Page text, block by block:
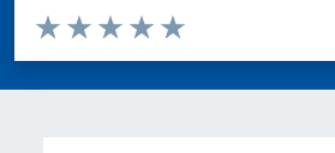
Valuta da 1 a 5 stelle la pagina
Valuta 5 stelle su 5
Valuta 4 stelle su 5
Valuta 3 stelle su 5
Valuta 2 stelle su 5
Valuta 1 stelle su 5